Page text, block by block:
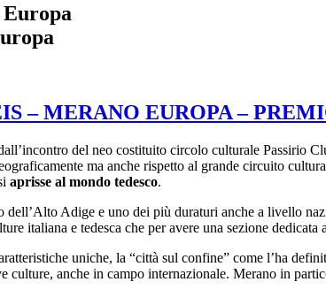
– MERANO EUROPA –
del neo costituito circolo culturale Passirio
ma anche rispetto al grande circuito
aprisse al mondo tedesco.
Adige e uno dei più duraturi anche a livello
italiana e tedesca che per avere una sezione dedicata
uniche, la “città sul confine” come l’ha
anche in campo internazionale. Merano in